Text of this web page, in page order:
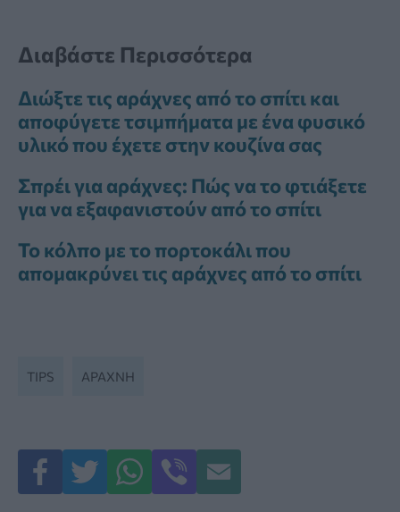
Διαβάστε Περισσότερα
Διώξτε τις αράχνες από το σπίτι και
αποφύγετε τσιμπήματα με ένα φυσικό
υλικό που έχετε στην κουζίνα σας
Σπρέι για αράχνες: Πώς να το φτιάξετε
για να εξαφανιστούν από το σπίτι
Το κόλπο με το πορτοκάλι που
απομακρύνει τις αράχνες από το σπίτι
TIPS ΑΡΆΧΝΗ